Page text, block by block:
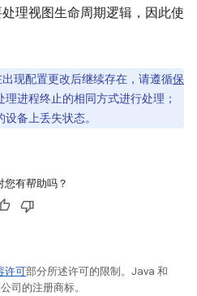
理视图生命周期逻辑，因此使
出现配置更改后继续存在，请遵循保
理进程终止的相同方式进行处理；
备上丢失状态。
您有帮助吗？
许可部分所述许可的限制。Java 和
司的注册商标。